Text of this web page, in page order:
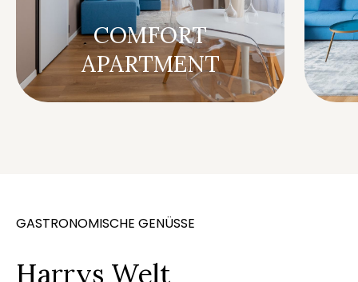
COMFORT
APARTMENT
GASTRONOMISCHE GENÜSSE
Harrys Welt